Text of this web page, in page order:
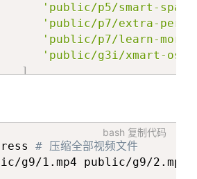
= async (
noquote` ${bashFunc( file,
rm -rf ${file}`;
`mv ${file}${
= [
'mpeg.4'
'public/p5/smart-
'public/p7/extra-
'public/p7/learn-more/
'public/g3i/xmart-os/
]
bash 复制代码
# 压缩全部视频文件
g9/1.mp4 public/g9/